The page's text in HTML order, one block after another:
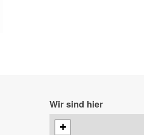
Wir sind hier
+